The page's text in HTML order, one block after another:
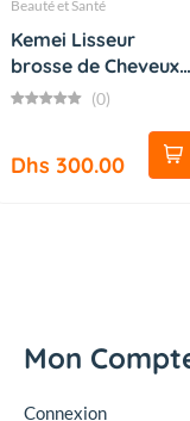
Beauté et Santé
Kemei Lisseur
brosse de Cheveux
Vapeur E...
(0)
Dhs 300.00
Mon
Connexion